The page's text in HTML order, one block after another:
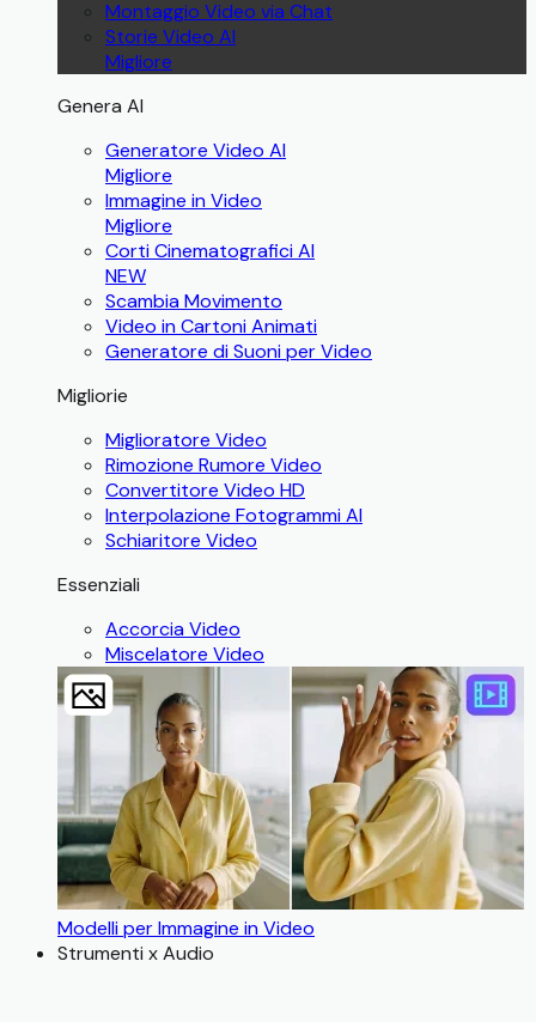
Montaggio Video via Chat
Storie Video AI
Migliore
Genera AI
Generatore Video AI
Migliore
Immagine in Video
Migliore
Corti Cinematografici AI
NEW
Scambia Movimento
Video in Cartoni Animati
Generatore di Suoni per Video
Migliorie
Miglioratore Video
Rimozione Rumore Video
Convertitore Video HD
Interpolazione Fotogrammi AI
Schiaritore Video
Essenziali
Accorcia Video
Miscelatore Video
Modelli per Immagine in Video
Strumenti x Audio